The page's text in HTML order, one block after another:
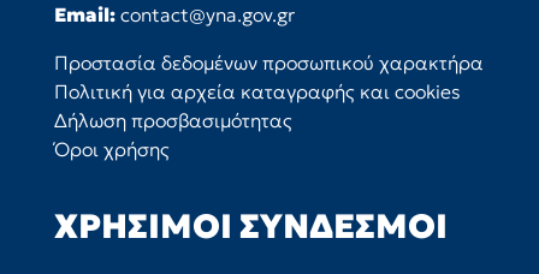
Email: contact@yna.gov.gr
Προστασία δεδομένων προσωπικού χαρακτήρα
Πολιτική για αρχεία καταγραφής και cookies
Δήλωση προσβασιμότητας
Όροι χρήσης
ΧΡΉΣΙΜΟΙ ΣΎΝΔΕΣΜΟΙ